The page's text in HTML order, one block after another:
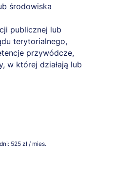
środowiska
publicznej lub
terytorialnego,
przywódcze,
w której działają lub
525 zł / mies.